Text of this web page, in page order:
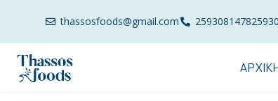
thassosfoods@gmail.com 2593081478